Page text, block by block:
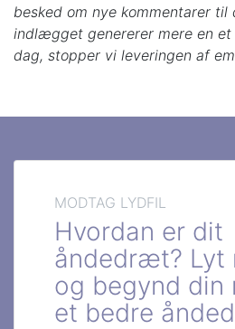
besked om nye kommentarer
indlægget genererer mere en et
dag, stopper vi leveringen af
MODTAG LYDFIL
Hvordan er dit
åndedræt? Lyt
og begynd din
et bedre